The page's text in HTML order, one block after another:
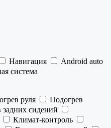
Навигация
Android auto
система
руля
Подогрев
задних сидений
Климат-контроль